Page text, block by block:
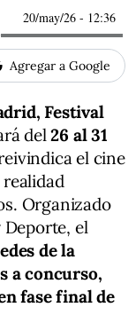
20/may/26 - 12:36
Agregar a Google
Festival
del26 al 31
el cine
Organizado
el
de la
a concurso,
fase final de